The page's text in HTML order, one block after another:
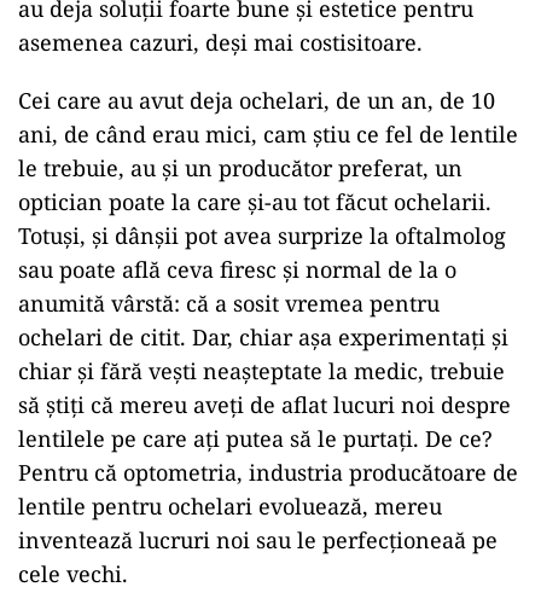
au deja soluții foarte bune și estetice pentru
asemenea cazuri, deși mai costisitoare.
Cei care au avut deja ochelari, de un an, de 10
ani, de când erau mici, cam știu ce fel de lentile
le trebuie, au și un producător preferat, un
optician poate la care și-au tot făcut ochelarii.
Totuși, și dânșii pot avea surprize la oftalmolog
sau poate află ceva firesc și normal de la o
anumită vârstă: că a sosit vremea pentru
ochelari de citit. Dar, chiar așa experimentați și
chiar și fără vești neașteptate la medic, trebuie
să știți că mereu aveți de aflat lucuri noi despre
lentilele pe care ați putea să le purtați. De ce?
Pentru că optometria, industria producătoare de
lentile pentru ochelari evoluează, mereu
inventează lucruri noi sau le perfecționeaă pe
cele vechi.